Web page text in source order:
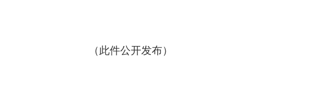
（此件公开发布）